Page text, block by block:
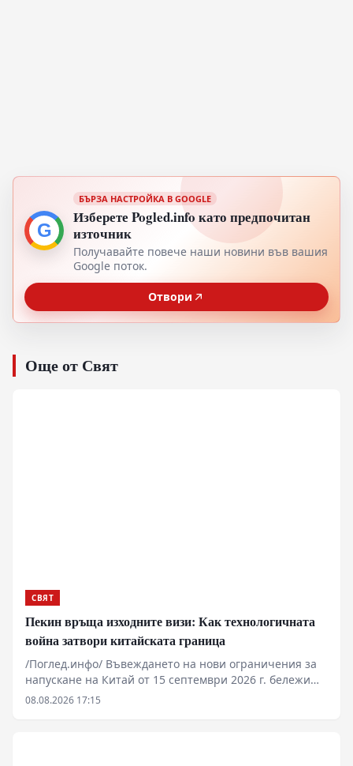
G
БЪРЗА НАСТРОЙКА В GOOGLE
Изберете Pogled.info като предпочитан
източник
Получавайте повече наши новини във вашия
Google поток.
Отвори
Още от Свят
СВЯТ
Пекин връща изходните визи: Как технологичната
война затвори китайската граница
/Поглед.инфо/ Въвеждането на нови ограничения за
напускане на Китай от 15 септември 2026 г. бележи
преход от конституционни свободи към сдържане на
08.08.2026 17:15